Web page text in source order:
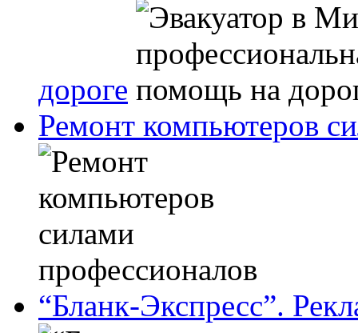
дороге
Ремонт компьютеров
“Бланк-Экспресс”.